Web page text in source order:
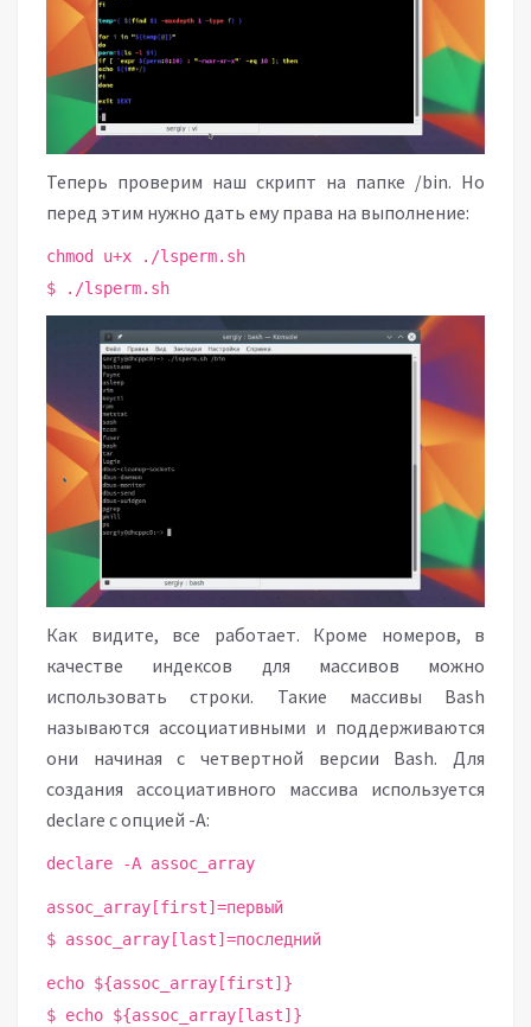
Теперь проверим наш скрипт на папке /bin. Но
перед этим нужно дать ему права на выполнение:
chmod u+x ./lsperm.sh
$ ./lsperm.sh
Как видите, все работает. Кроме номеров, в
качестве индексов для массивов можно
использовать строки. Такие массивы Bash
называются ассоциативными и поддерживаются
они начиная с четвертной версии Bash. Для
создания ассоциативного массива используется
declare с опцией -A:
declare -A assoc_array
assoc_array[first]=первый
$ assoc_array[last]=последний
echo ${assoc_array[first]}
$ echo ${assoc_array[last]}